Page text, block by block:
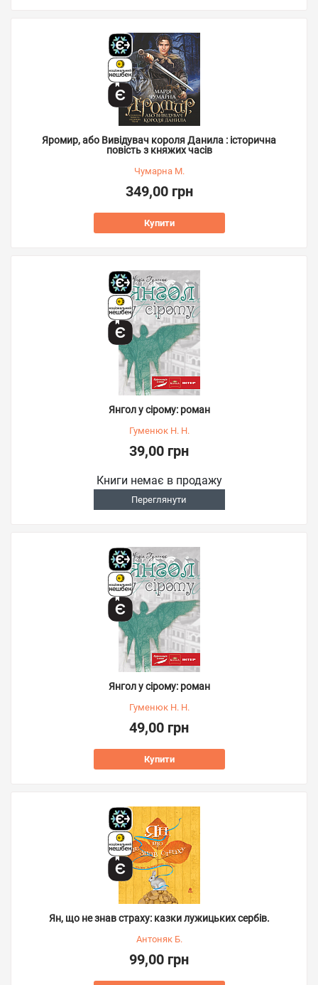
Яромир, або Вивідувач короля Данила : історична
повість з княжих часів
Чумарна М.
349,00 грн
Купити
Янгол у сірому: роман
Гуменюк Н. Н.
39,00 грн
Книги немає в продажу
Переглянути
Янгол у сірому: роман
Гуменюк Н. Н.
49,00 грн
Купити
Ян, що не знав страху: казки лужицьких сербів.
Антоняк Б.
99,00 грн